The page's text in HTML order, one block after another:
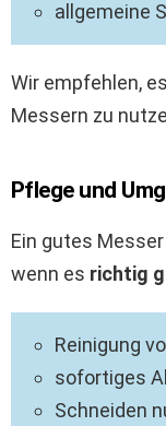
allgemeine
Wir empfehlen,
Messern zu
Pflege und
Ein gutes
wenn es richtig
Reinigung
sofortiges
Schneiden